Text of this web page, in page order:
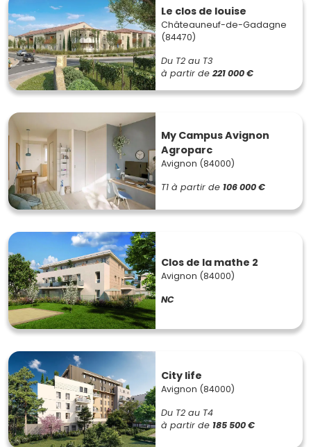
Le clos de louise
Châteauneuf-de-Gadagne
(84470)
Du T2 au T3
à partir de 221 000 €
My Campus Avignon
Agroparc
Avignon (84000)
T1 à partir de 106 000 €
Clos de la mathe 2
Avignon (84000)
NC
City life
Avignon (84000)
Du T2 au T4
à partir de 185 500 €